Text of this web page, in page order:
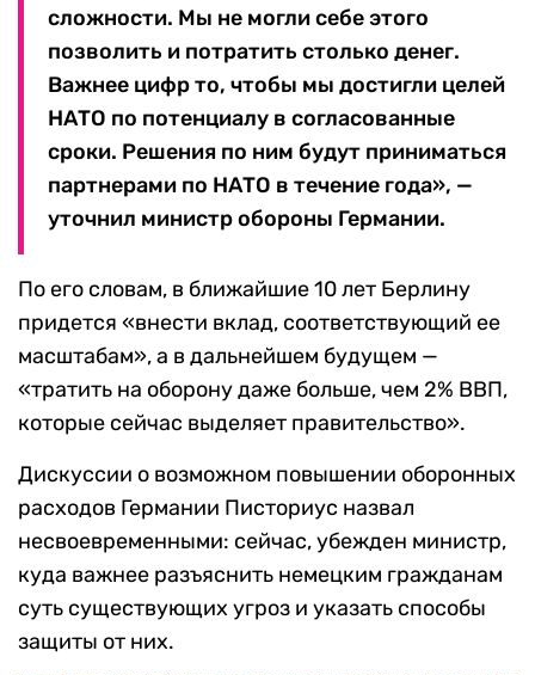
сложности. Мы не могли себе этого
позволить и потратить столько денег.
Важнее цифр то, чтобы мы достигли целей
НАТО по потенциалу в согласованные
сроки. Решения по ним будут приниматься
партнерами по НАТО в течение года», —
уточнил министр обороны Германии.
По его словам, в ближайшие 10 лет Берлину
придется «внести вклад, соответствующий ее
масштабам», а в дальнейшем будущем —
«тратить на оборону даже больше, чем 2% ВВП,
которые сейчас выделяет правительство».
Дискуссии о возможном повышении оборонных
расходов Германии Писториус назвал
несвоевременными: сейчас, убежден министр,
куда важнее разъяснить немецким гражданам
суть существующих угроз и указать способы
защиты от них.